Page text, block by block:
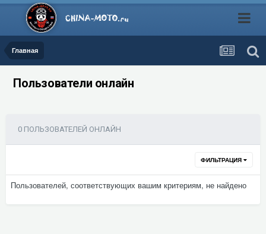
Главная
Пользователи онлайн
0 ПОЛЬЗОВАТЕЛЕЙ ОНЛАЙН
ФИЛЬТРАЦИЯ
Пользователей, соответствующих вашим критериям, не найдено